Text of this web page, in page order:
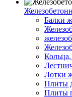
Балки
Лотки
Плиты
Плиты